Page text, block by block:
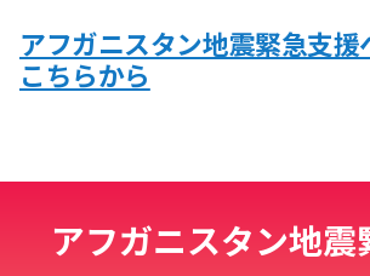
アフガニスタン地震緊急支援
こちらから
アフガニスタン地震